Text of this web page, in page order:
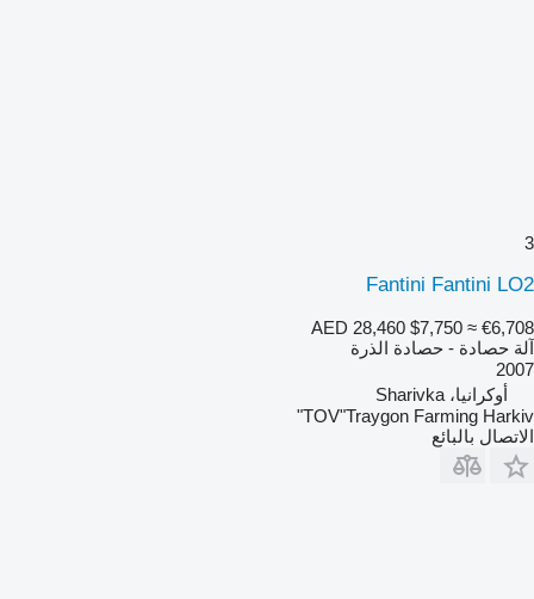
3
Fantini Fantini LO2
AED 28,460 $7,750 ≈ €6,708
آلة حصادة - حصادة الذرة
2007
أوكرانيا، Sharivka
TOV"Traygon Farming Harkiv"
الاتصال بالبائع